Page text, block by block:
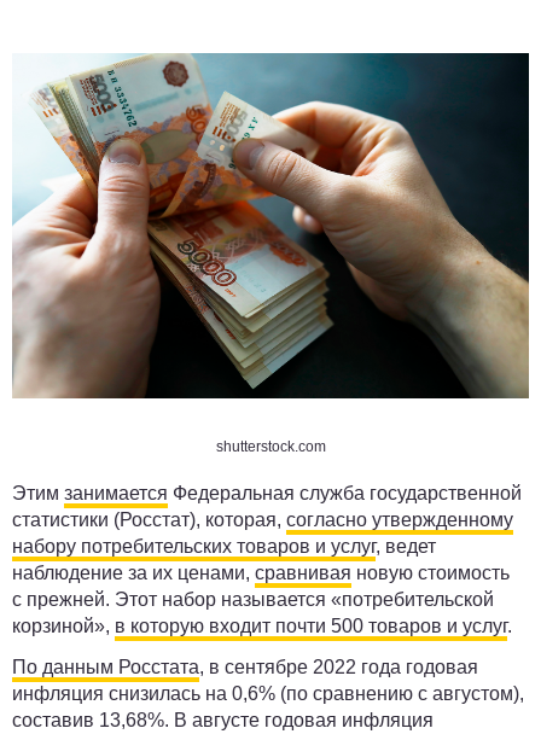
shutterstock.com
Этим занимается Федеральная служба государственной
статистики (Росстат), которая, согласно утвержденному
набору потребительских товаров и услуг, ведет
наблюдение за их ценами, сравнивая новую стоимость
с прежней. Этот набор называется «потребительской
корзиной», в которую входит почти 500 товаров и услуг.
По данным Росстата, в сентябре 2022 года годовая
инфляция снизилась на 0,6% (по сравнению с августом),
составив 13,68%. В августе годовая инфляция